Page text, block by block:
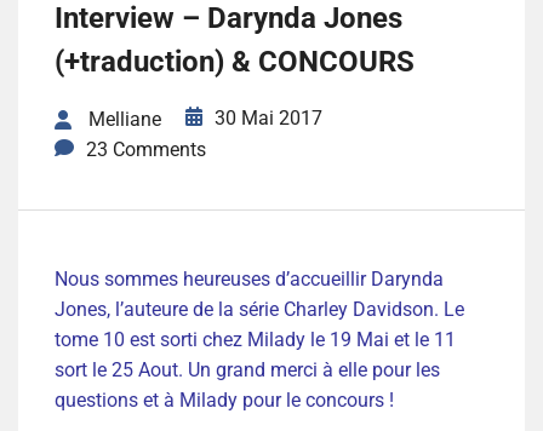
Interview – Darynda Jones
(+traduction) & CONCOURS
Melliane
30 Mai 2017
23 Comments
Nous sommes heureuses d’accueillir Darynda
Jones, l’auteure de la série Charley Davidson. Le
tome 10 est sorti chez Milady le 19 Mai et le 11
sort le 25 Aout. Un grand merci à elle pour les
questions et à Milady pour le concours !